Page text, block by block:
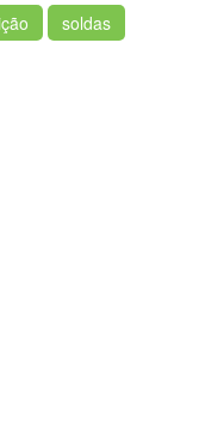
soldas